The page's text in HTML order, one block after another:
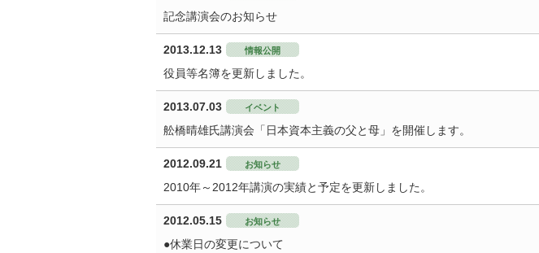
記念講演会のお知らせ
2013.12.13 情報公開
役員等名簿を更新しました。
2013.07.03 イベント
舩橋晴雄氏講演会「日本資本主義の父と母」を開催します。
2012.09.21 お知らせ
2010年～2012年講演の実績と予定を更新しました。
2012.05.15 お知らせ
●休業日の変更について